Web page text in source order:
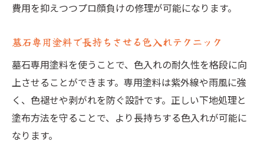
費用を抑えつつプロ顔負けの修理が可能になります。
墓石専用塗料で長持ちさせる色入れテクニック
墓石専用塗料を使うことで、色入れの耐久性を格段に向
上させることができます。専用塗料は紫外線や雨風に強
く、色褪せや剥がれを防ぐ設計です。正しい下地処理と
塗布方法を守ることで、より長持ちする色入れが可能に
なります。